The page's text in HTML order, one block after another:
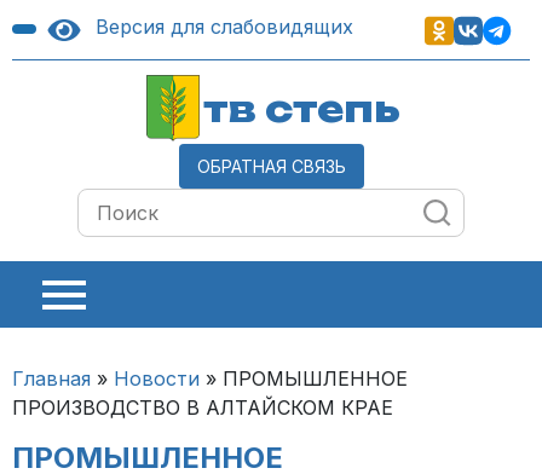
Версия для слабовидящих
тв степь
ОБРАТНАЯ СВЯЗЬ
Главная » Новости » ПРОМЫШЛЕННОЕ
ПРОИЗВОДСТВО В АЛТАЙСКОМ КРАЕ
ПРОМЫШЛЕННОЕ